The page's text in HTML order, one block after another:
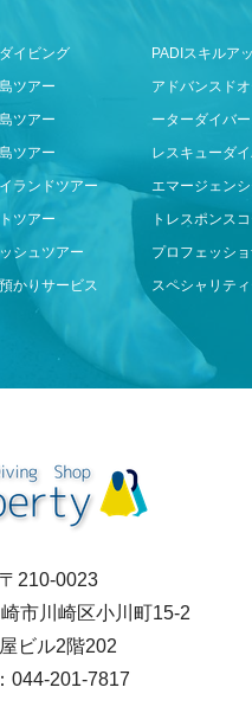
イビング
ツアー
ツアー
ツアー
ランドツアー
ツアー
シュツアー
かりサービス
PADIスキルア
アドバンスド
ーターダイバ
レスキューダ
エマージェン
トレスポンス
プロフェッシ
スペシャリテ
〒210-0023
市川崎区小川町15-2
ビル2階202
044-201-7817